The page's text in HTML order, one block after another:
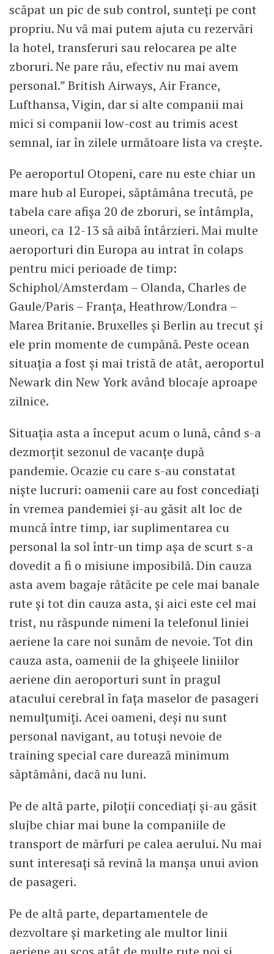
scăpat un pic de sub control, sunteți pe cont
propriu. Nu vă mai putem ajuta cu rezervări
la hotel, transferuri sau relocarea pe alte
zboruri. Ne pare rău, efectiv nu mai avem
personal.” British Airways, Air France,
Lufthansa, Vigin, dar si alte companii mai
mici si companii low-cost au trimis acest
semnal, iar în zilele următoare lista va crește.
Pe aeroportul Otopeni, care nu este chiar un
mare hub al Europei, săptămâna trecută, pe
tabela care afișa 20 de zboruri, se întâmpla,
uneori, ca 12-13 să aibă întârzieri. Mai multe
aeroporturi din Europa au intrat în colaps
pentru mici perioade de timp:
Schiphol/Amsterdam – Olanda, Charles de
Gaule/Paris – Franța, Heathrow/Londra –
Marea Britanie. Bruxelles și Berlin au trecut și
ele prin momente de cumpănă. Peste ocean
situația a fost și mai tristă de atât, aeroportul
Newark din New York având blocaje aproape
zilnice.
Situația asta a început acum o lună, când s-a
dezmorțit sezonul de vacanțe după
pandemie. Ocazie cu care s-au constatat
niște lucruri: oamenii care au fost concediați
în vremea pandemiei și-au găsit alt loc de
muncă între timp, iar suplimentarea cu
personal la sol într-un timp așa de scurt s-a
dovedit a fi o misiune imposibilă. Din cauza
asta avem bagaje rătăcite pe cele mai banale
rute și tot din cauza asta, și aici este cel mai
trist, nu răspunde nimeni la telefonul liniei
aeriene la care noi sunăm de nevoie. Tot din
cauza asta, oamenii de la ghișeele liniilor
aeriene din aeroporturi sunt în pragul
atacului cerebral în fața maselor de pasageri
nemulțumiți. Acei oameni, deși nu sunt
personal navigant, au totuși nevoie de
training special care durează minimum
săptămâni, dacă nu luni.
Pe de altă parte, piloții concediați și-au găsit
slujbe chiar mai bune la companiile de
transport de mărfuri pe calea aerului. Nu mai
sunt interesați să revină la manșa unui avion
de pasageri.
Pe de altă parte, departamentele de
dezvoltare și marketing ale multor linii